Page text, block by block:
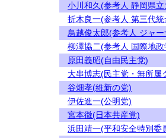
小川和久(参考人 静岡県
折木良一(参考人 第三代
鳥越俊太郎(参考人 ジャ
柳澤協二(参考人 国際地
原田義昭(自由民主党)
大串博志(民主党・無所属
谷畑孝(維新の党)
伊佐進一(公明党)
宮本徹(日本共産党)
浜田靖一(平和安全特別委